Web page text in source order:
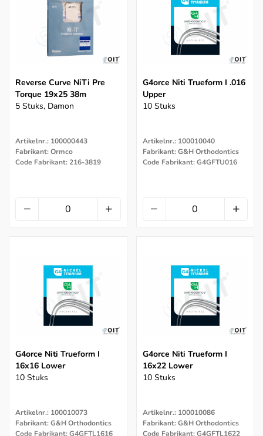
Reverse Curve NiTi Pre
Torque 19x25 38m
5 Stuks, Damon
Artikelnr.: 100000443
Fabrikant: Ormco
Code Fabrikant: 216-3819
G4orce Niti Trueform I .016
Upper
10 Stuks
Artikelnr.: 100010040
Fabrikant: G&H Orthodontics
Code Fabrikant: G4GFTU016
G4orce Niti Trueform I
16x16 Lower
10 Stuks
Artikelnr.: 100010073
Fabrikant: G&H Orthodontics
Code Fabrikant: G4GFTL1616
G4orce Niti Trueform I
16x22 Lower
10 Stuks
Artikelnr.: 100010086
Fabrikant: G&H Orthodontics
Code Fabrikant: G4GFTL1622